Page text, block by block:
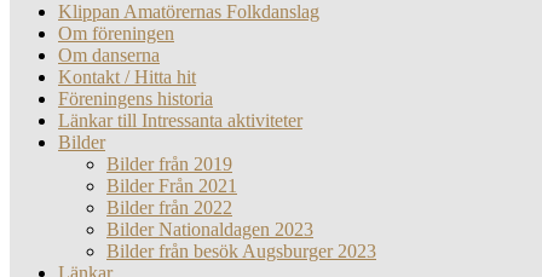
Klippan Amatörernas Folkdanslag
Om föreningen
Om danserna
Kontakt / Hitta hit
Föreningens historia
Länkar till Intressanta aktiviteter
Bilder
Bilder från 2019
Bilder Från 2021
Bilder från 2022
Bilder Nationaldagen 2023
Bilder från besök Augsburger 2023